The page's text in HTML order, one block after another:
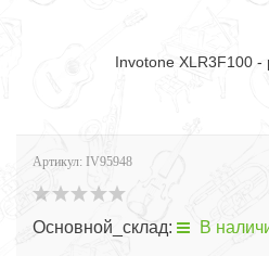
Invotone XLR3F100
Артикул: IV95948
Основной_склад: В